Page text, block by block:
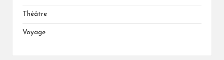
Théâtre
Voyage